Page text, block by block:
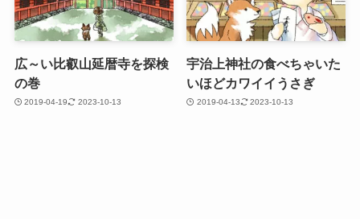
広～い比叡山延暦寺を探検
の巻
2019-04-19 2023-10-13
宇治上神社の食べちゃいた
いほどカワイイうさぎ
2019-04-13 2023-10-13